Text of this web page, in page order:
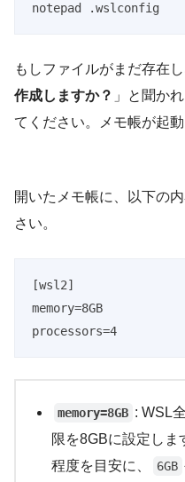
notepad .wslconfig
もしファイルがまだ存在
作成しますか？ 」と聞か
てください。メモ帳が起動
開いたメモ帳に、以下の
さい。
[wsl2]
memory=8GB
processors=4
memory=8GB : WSL
限を8GBに設定し
程度を目安に、
6GB